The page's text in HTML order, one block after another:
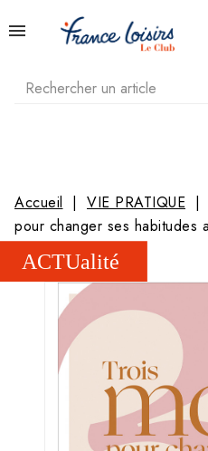
Accueil VIE PRATIQUE
pour changer ses habitudes